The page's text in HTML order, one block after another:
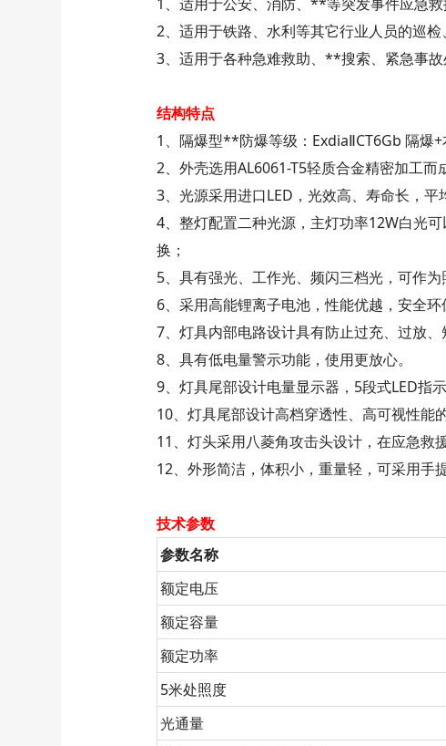
2、适用于铁路、水利等其它行业人员的巡检
3、适用于各种急难救助、**搜索、紧急事故
结构特点
1、隔爆型**防爆等级：ExdiaⅡCT6Gb 隔爆
2、外壳选用AL6061-T5轻质合金精密加工而
3、光源采用进口LED，光效高、寿命长，平
4、整灯配置二种光源，主灯功率12W白光
换；
5、具有强光、工作光、频闪三档光，可作为
6、采用高能锂离子电池，性能优越，安全环
7、灯具内部电路设计具有防止过充、过放、
8、具有低电量警示功能，使用更放心。
9、灯具尾部设计电量显示器，5段式LED指
10、灯具尾部设计高档穿透性、高可视性能
11、灯头采用八菱角攻击头设计，在应急救
12、外形简洁，体积小，重量轻，可采用手
技术参数
参数名称
额定电压
额定容量
额定功率
5米处照度
光通量